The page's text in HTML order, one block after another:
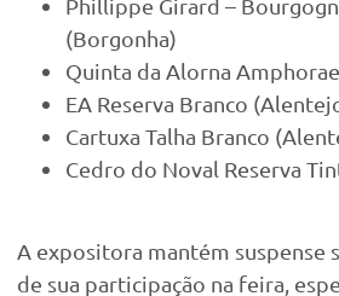
Phillippe Girard –
(Borgonha)
Quinta da Alorna
EA Reserva Branco
Cartuxa Talha Branco
Cedro do Noval Reserva
A expositora mantém suspense
de sua participação na feira,